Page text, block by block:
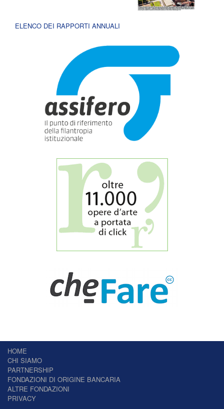
ELENCO DEI RAPPORTI ANNUALI
HOME
CHI SIAMO
PARTNERSHIP
FONDAZIONI DI ORIGINE BANCARIA
ALTRE FONDAZIONI
PRIVACY